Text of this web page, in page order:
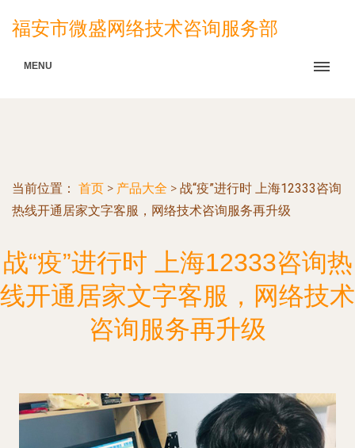
福安市微盛网络技术咨询服务部
MENU
当前位置： 首页 > 产品大全 > 战“疫”进行时 上海12333咨询
热线开通居家文字客服，网络技术咨询服务再升级
战“疫”进行时 上海12333咨询热
线开通居家文字客服，网络技术
咨询服务再升级